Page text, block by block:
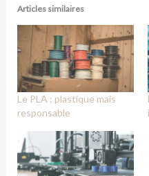
Articles similaires
Le PLA : plastique mais
responsable